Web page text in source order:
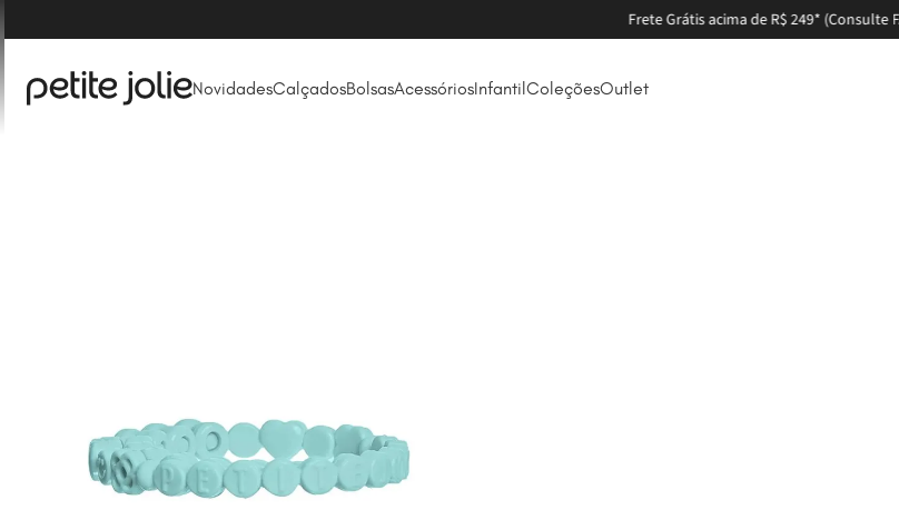
Parcele em até 6X sem juros
NovidadesCalçadosBolsasAcessóriosInfantilColeçõesOutlet